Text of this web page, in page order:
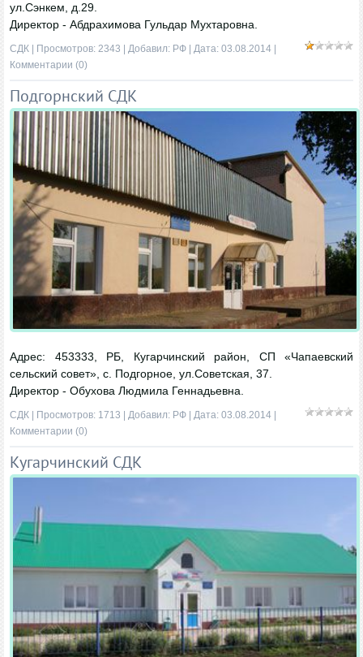
ул.Сэнкем, д.29.
Директор - Абдрахимова Гульдар Мухтаровна.
СДК | Просмотров: 2343 | Добавил: РФ | Дата: 03.08.2014
Комментарии (0)
Подгорнский СДК
Адрес: 453333, РБ, Кугарчинский район, СП «Чапаевский
сельский совет», с. Подгорное, ул.Советская, 37.
Директор - Обухова Людмила Геннадьевна.
СДК | Просмотров: 1713 | Добавил: РФ | Дата: 03.08.2014
Комментарии (0)
Кугарчинский СДК